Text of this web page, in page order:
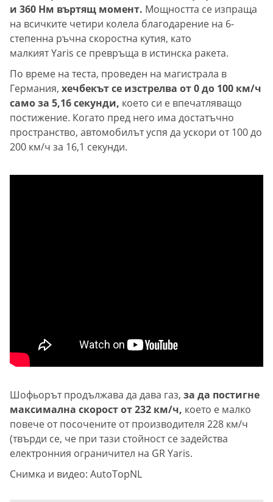
и 360 Hм въртящ момент. Мощността се изпраща
на всичките четири колела благодарение на 6-
степенна ръчна скоростна кутия, като
малкият Yaris се превръща в истинска ракета.
По време на теста, проведен на магистрала в
Германия, хечбекът се изстрелва от 0 до 100 км/ч
само за 5,16 секунди, което си е впечатляващо
постижение. Когато пред него има достатъчно
пространство, автомобилът успя да ускори от 100 до
200 км/ч за 16,1 секунди.
Шофьорът продължава да дава газ, за да постигне
максимална скорост от 232 км/ч, което е малко
повече от посочените от производителя 228 км/ч
(твърди се, че при тази стойност се задейства
електронния ограничител на GR Yaris.
Снимка и видео: AutoTopNL